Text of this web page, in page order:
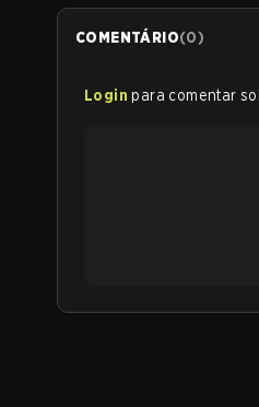
COMENTÁRIO(0)
Login para comentar